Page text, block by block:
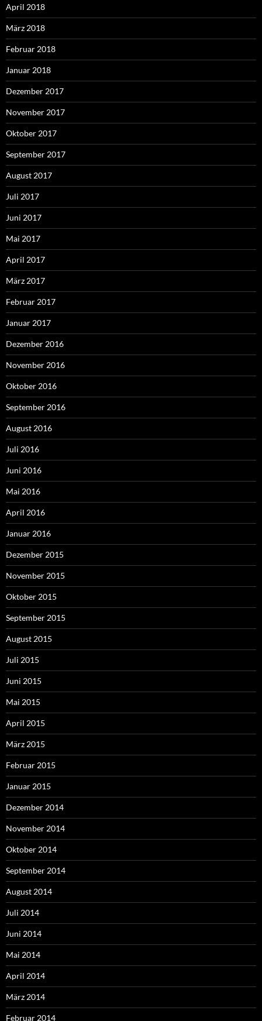
April 2018
März 2018
Februar 2018
Januar 2018
Dezember 2017
November 2017
Oktober 2017
September 2017
August 2017
Juli 2017
Juni 2017
Mai 2017
April 2017
März 2017
Februar 2017
Januar 2017
Dezember 2016
November 2016
Oktober 2016
September 2016
August 2016
Juli 2016
Juni 2016
Mai 2016
April 2016
Januar 2016
Dezember 2015
November 2015
Oktober 2015
September 2015
August 2015
Juli 2015
Juni 2015
Mai 2015
April 2015
März 2015
Februar 2015
Januar 2015
Dezember 2014
November 2014
Oktober 2014
September 2014
August 2014
Juli 2014
Juni 2014
Mai 2014
April 2014
März 2014
Februar 2014